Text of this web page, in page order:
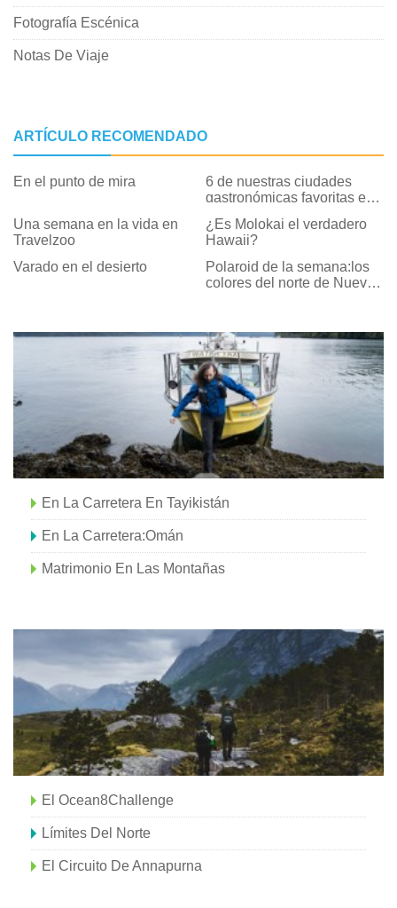
Fotografía Escénica
Notas De Viaje
ARTÍCULO RECOMENDADO
En el punto de mira
6 de nuestras ciudades
gastronómicas favoritas en
Una semana en la vida en
Travelzoo
¿Es Molokai el verdadero
Hawaii?
Varado en el desierto
Polaroid de la semana:los
colores del norte de Nuevo
En La Carretera En Tayikistán
En La Carretera:Omán
Matrimonio En Las Montañas
El Ocean8Challenge
Límites Del Norte
El Circuito De Annapurna